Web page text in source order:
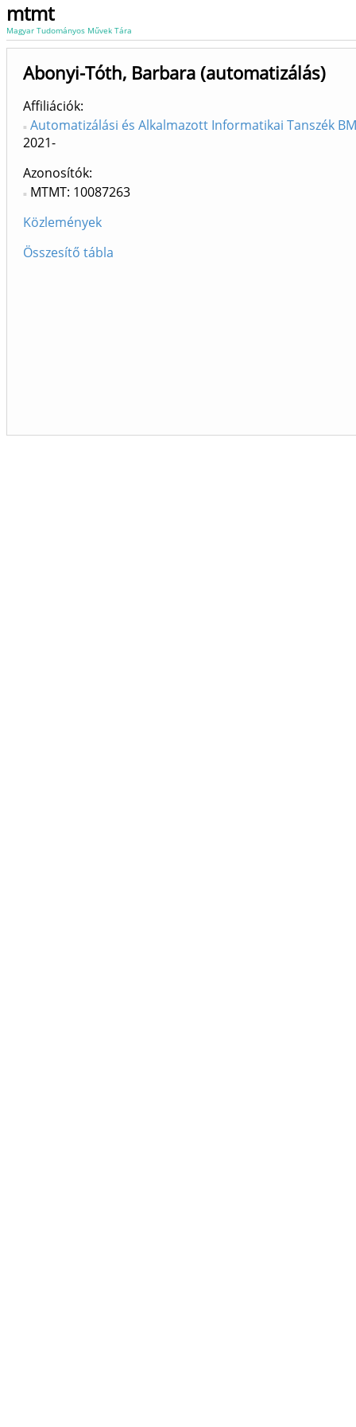
mtmt
Magyar Tudományos Művek Tára
Abonyi-Tóth, Barbara (automatizálás)
Affiliációk
Automatizálási és Alkalmazott Informatikai Tanszék
2021-
Azonosítók
MTMT: 10087263
Közlemények
Összesítő tábla